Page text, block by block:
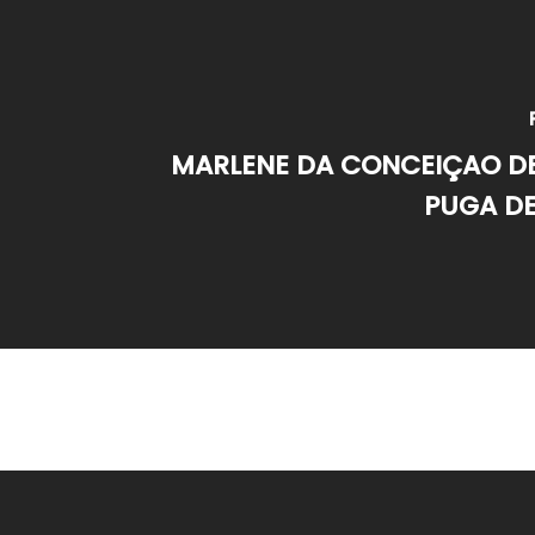
MARLENE DA CONCEIÇAO
PUGA